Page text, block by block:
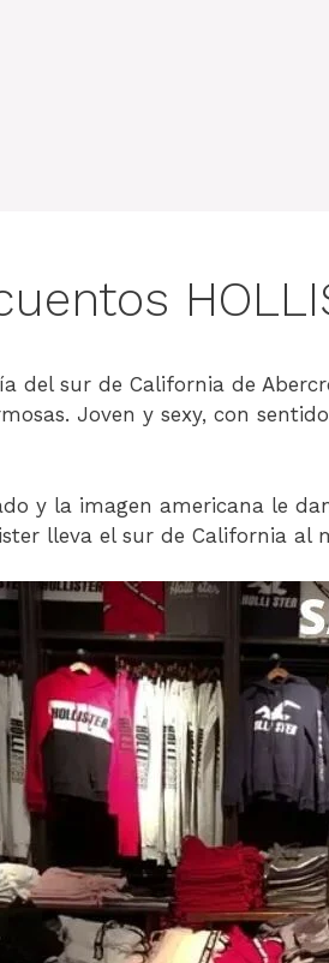
del sur de California de
Joven y sexy, con
y la imagen americana le
lleva el sur de California al